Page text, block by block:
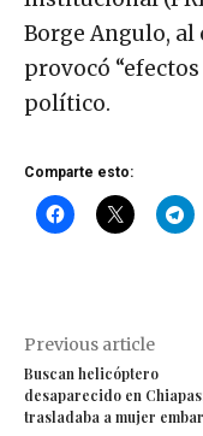
Borge Angulo, al
provocó
político.
Comparte esto:
Previous article
Buscan helicóptero
desaparecido en
trasladaba a mujer